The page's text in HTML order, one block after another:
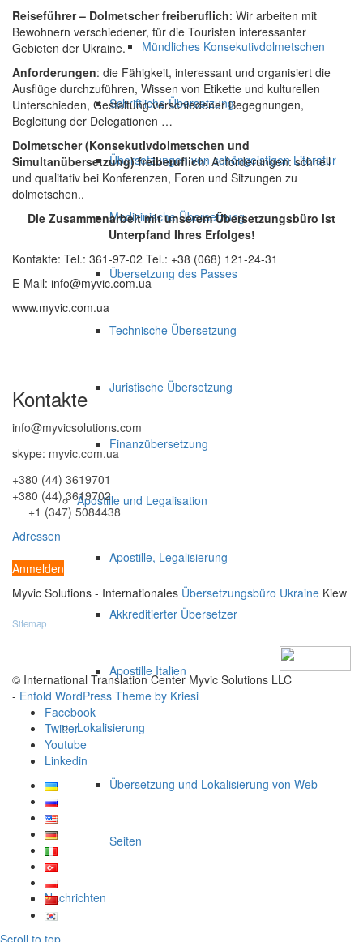
Mündliches Konsekutivdolmetschen
Schriftliche Übersetzung
Übersetzungen von schöngeistigen Literatur
Medizinische Übersetzung
Übersetzung des Passes
Technische Übersetzung
Juristische Übersetzung
Finanzübersetzung
Apostille und Legalisation
Apostille, Legalisierung
Akkreditierter Übersetzer
Apostille Italien
Lokalisierung
Übersetzung und Lokalisierung von Web-
Seiten
Nachrichten
Reiseführer – Dolmetscher freiberuflich: Wir arbeiten mit
Bewohnern verschiedener, für die Touristen interessanter
Gebieten der Ukraine.
Anforderungen: die Fähigkeit, interessant und organisiert die
Ausflüge durchzuführen, Wissen von Etikette und kulturellen
Unterschieden, Gestaltung verschiedener Begegnungen,
Begleitung der Delegationen …
Dolmetscher (Konsekutivdolmetschen und
Simultanübersetzung) freiberuflich: Anforderungen: schnell
und qualitativ bei Konferenzen, Foren und Sitzungen zu
dolmetschen..
Die Zusammenarbeit mit unserem Übersetzungsbüro ist
Unterpfand Ihres Erfolges!
Kontakte: Tel.: 361-97-02 Tel.: +38 (068) 121-24-31
E-Mail: info@myvic.com.ua
www.myvic.com.ua
Kontakte
info@myvicsolutions.com
skype: myvic.com.ua
+380 (44) 3619701
+380 (44) 3619702
+1 (347) 5084438
Adressen
Anmelden
Myvic Solutions - Internationales Übersetzungsbüro Ukraine Kiew
Sitemap
© International Translation Center Myvic Solutions LLC
- Enfold WordPress Theme by Kriesi
Facebook
Twitter
Youtube
Linkedin
Scroll to top